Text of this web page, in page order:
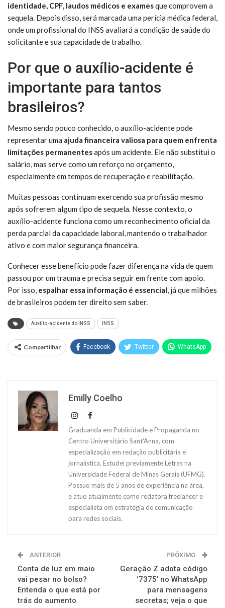
identidade, CPF, laudos médicos e examesque comprovem a
sequela. Depois disso, será marcada uma perícia médica federal,
onde um profissional do INSS avaliará a condição de saúde do
solicitante e sua capacidade de trabalho.
Por que o auxílio-acidente é
importante para tantos
brasileiros?
Mesmo sendo pouco conhecido, o auxílio-acidente pode
representar uma ajuda financeira valiosa para quem enfrenta
limitações permanentesapós um acidente. Ele não substitui o
salário, mas serve como um reforço no orçamento,
especialmente em tempos de recuperação e reabilitação.
Muitas pessoas continuam exercendo sua profissão mesmo
após sofrerem algum tipo de sequela. Nesse contexto, o
auxílio-acidente funciona como um reconhecimento oficial da
perda parcial da capacidade laboral, mantendo o trabalhador
ativo e com maior segurança financeira.
Conhecer esse benefício pode fazer diferença na vida de quem
passou por um trauma e precisa seguir em frente com apoio.
Por isso, espalhar essa informação é essencial, já que milhões
de brasileiros podem ter direito sem saber.
Auxílio-acidente do INSS INSS
Compartilhar Facebook Twitter WhatsApp
Emilly Coelho
Graduanda em Publicidade e Propaganda no
Centro Universitário Sant'Anna, com
especialização em redação publicitária e
jornalística. Estudei previamente Letras na
Universidade Federal de Minas Gerais (UFMG).
Possuo mais de 5 anos de experiência na área,
e atuo atualmente como redatora freelancer e
especialista em estratégia de comunicação
para redes sociais.
ANTERIOR
Conta de luz em maio
vai pesar no bolso?
Entenda o que está por
trás do aumento
PRÓXIMO
Geração Z adota código
‘7375’ no WhatsApp
para mensagens
secretas; veja o que